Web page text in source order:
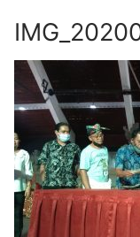
BERANDA
PROGRAM
SENI TARI
SENI
PROFIL SEKOLAH
BERITA